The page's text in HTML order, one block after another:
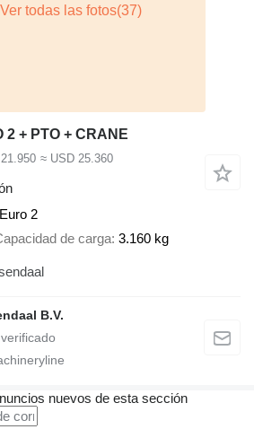
2 + PTO + CRANE
≈ USD 25.360
Euro 2
de carga 3.160 kg
B.V.
nuevos de esta sección